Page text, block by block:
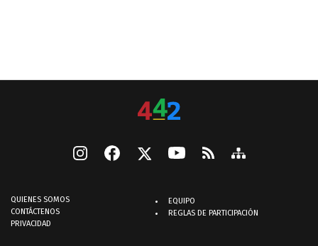
QUIENES SOMOS
CONTÁCTENOS
PRIVACIDAD
EQUIPO
REGLAS DE PARTICIPACIÓN